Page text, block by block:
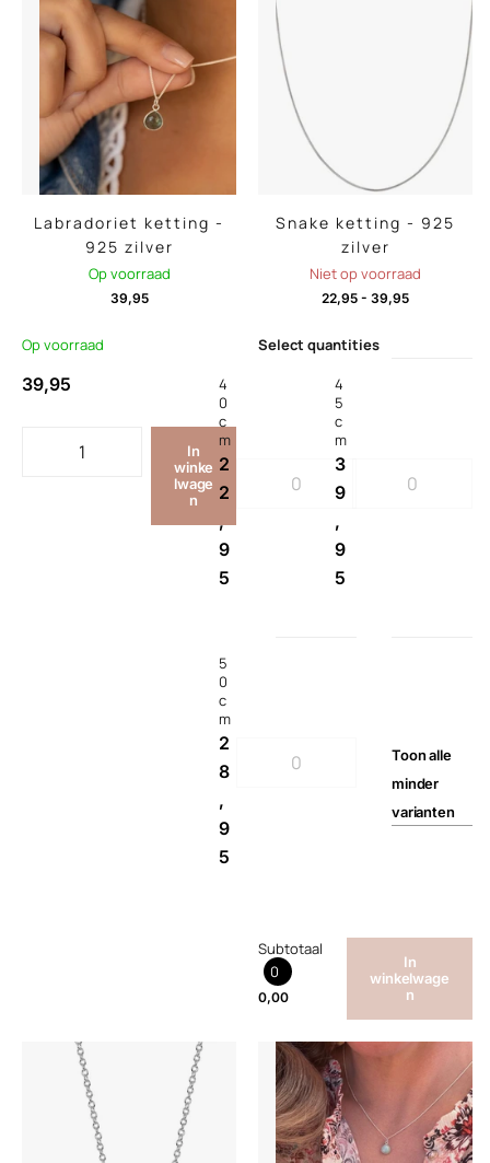
Labradoriet ketting -
925 zilver
Op voorraad
39,95
Op voorraad
39,95
In
winke
lwage
n
Snake ketting - 925
zilver
Niet op voorraad
22,95 - 39,95
Select quantities
4
0
c
m
2
2
,
9
5
4
5
c
m
3
9
,
9
5
5
0
c
m
2
8
,
9
5
Toonalle
minder
varianten
Subtotaal
0
0,00
In
winkelwage
n